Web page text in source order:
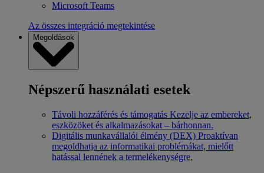
Microsoft Teams
Az összes integráció megtekintése
Megoldások
Népszerű használati esetek
Távoli hozzáférés és támogatás Kezelje az embereket,
eszközöket és alkalmazásokat – bárhonnan.
Digitális munkavállalói élmény (DEX) Proaktívan
megoldhatja az informatikai problémákat, mielőtt
hatással lennének a termelékenységre.